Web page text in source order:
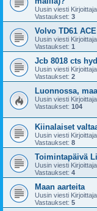
Uusin viesti Kirjoittaja
Vastaukset: 3
Volvo TD61 ACE
Uusin viesti Kirjoittaja
Vastaukset: 1
Jcb 8018 cts
Uusin viesti Kirjoittaja
Vastaukset: 2
Luonnossa,
Uusin viesti Kirjoittaja
Vastaukset: 104
Kiinalaiset
Uusin viesti Kirjoittaja
Vastaukset: 8
Toimintapäivä
Uusin viesti Kirjoittaja
Vastaukset: 4
Maan aarteita
Uusin viesti Kirjoittaja
Vastaukset: 5